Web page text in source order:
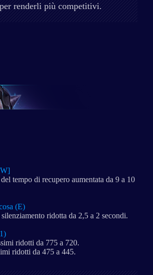
renderli più competitivi.
tempo di recupero aumentata da 9 a 10
(E)
ridotta da 2,5 a 2 secondi.
ridotti da 775 a 720.
ridotti da 475 a 445.